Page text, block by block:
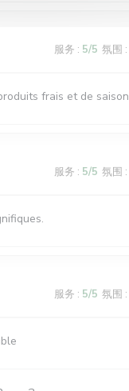
服务 : 5/5 氛围 :
frais et de
服务 : 5/5 氛围 :
服务 : 5/5 氛围 :